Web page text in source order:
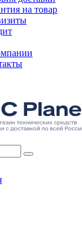
на товар